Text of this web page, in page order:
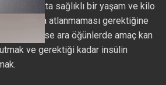
her fırsatta sağlıklı bir yaşam ve kilo
asla atlanmaması gerektiğine
nedeni ise ara öğünlerde amaç kan
ve gerektiği kadar insülin